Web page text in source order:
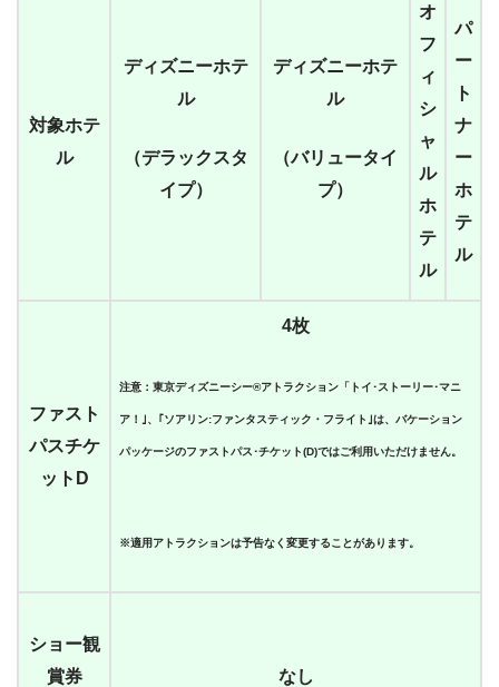
対象ホテ
ル
ディズニーホテ
ル
（デラックスタ
イプ）
ディズニーホテ
ル
（バリュータイ
プ）
オ
フ
ィ
シ
ャ
ル
ホ
テ
ル
パ
ー
ト
ナ
ー
ホ
テ
ル
ファスト
パスチケ
ットD
4枚
注意：東京ディズニーシー®アトラクション「トイ･ストーリー･マニ
ア！｣、｢ソアリン:ファンタスティック・フライト｣は、バケーション
パッケージのファストパス･チケット(D)ではご利用いただけません。
※適用アトラクションは予告なく変更することがあります。
ショー観
賞券
なし